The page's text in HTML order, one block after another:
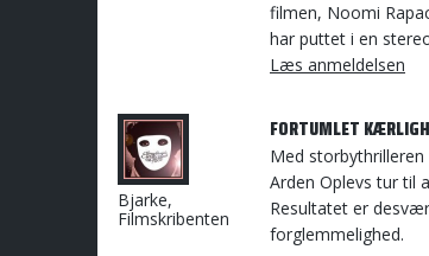
filmen, Noomi
har puttet i en
Læs anmeldelsen
Bjarke,
Filmskribenten
FORTUMLET
Med
Arden Oplevs tur til
Resultatet er
forglemmelighed.